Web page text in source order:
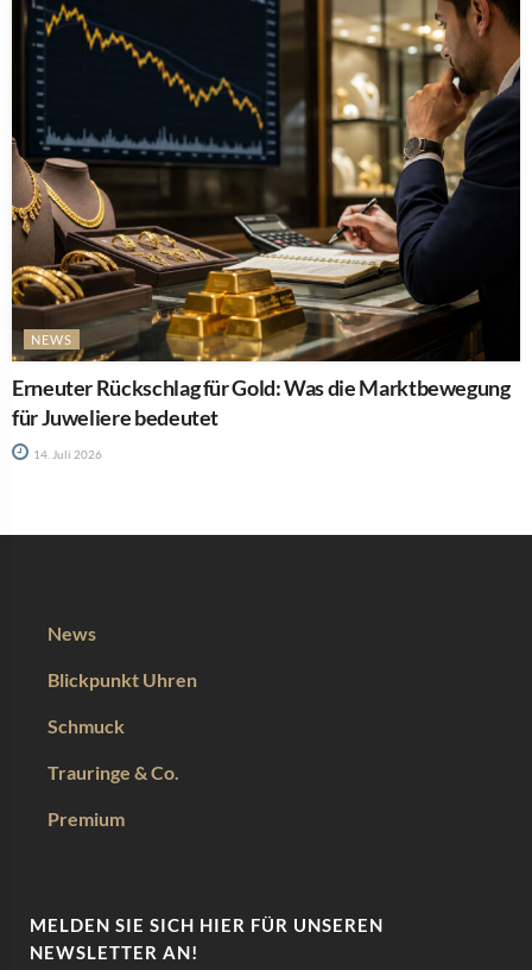
NEWS
Erneuter Rückschlag für Gold: Was die Marktbewegung
für Juweliere bedeutet
14. Juli 2026
News
Blickpunkt Uhren
Schmuck
Trauringe & Co.
Premium
MELDEN SIE SICH HIER FÜR UNSEREN
NEWSLETTER AN!